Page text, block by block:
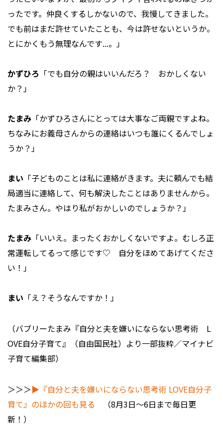
ったです。仲良くするしかないので、我慢してきました。
でも前はまだ許せていたことも、今は許せないというか。
とにかくもう無理なんです...。」
かずひろ 「でも自分の親はいいんだろ？ おかしくない
か？」
たまみ 「かずひろさんにとっては大事なご両親ですよね。
ちなみにお義母さんからの連絡はいつも誰にくるんでしょ
うか？」
まい 「子どものことは私に連絡がきます。夫に頼んでも結
局適当に連絡して、何も解決したことはありませんから。
たまみさん。やはり私がおかしいのでしょうか？」
たまみ 「いいえ。まったくおかしくないですよ。むしろ正
常運転してるって感じです♡ 自分をほめてあげてくださ
い！」
まい 「え？そうなんですか！」
（バブリーたまみ『自分と夫を嫌いにならない思考術 L
OVE自分子育て』（自由国民社）より一部抜粋／マイナビ
子育て編集部）
＞＞＞▶︎『自分と夫を嫌いにならない思考術 LOVE自分子
育て』のほかの回も見る （8月3日〜6日まで毎日更
新！）